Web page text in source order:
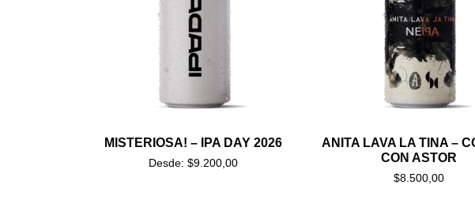
MISTERIOSA! – IPA DAY 2026
Desde: $9.200,00
ANITA LAVA LA TINA –
CON ASTOR
$8.500,00